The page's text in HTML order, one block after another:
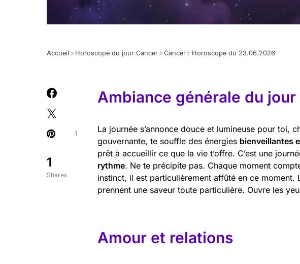
Accueil > Horoscope du jour Cancer >Cancer : Horoscope du 23.06.2026
1
Shares
1
Ambiance générale du jour
La journée s’annonce douce et lumineuse pour toi,
gouvernante, te souffle des énergies bienveillantes
prêt à accueillir ce que la vie t’offre. C’est une
rythme. Ne te précipite pas. Chaque moment
instinct, il est particulièrement affûté en ce moment.
prennent une saveur toute particulière. Ouvre les
Amour et relations